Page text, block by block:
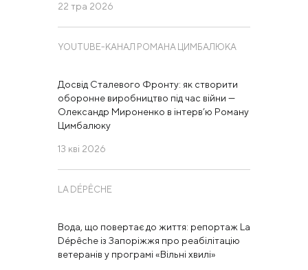
22 тра 2026
YOUTUBE-КАНАЛ РОМАНА ЦИМБАЛЮКА
Досвід Сталевого Фронту: як створити
оборонне виробництво під час війни —
Олександр Мироненко в інтерв’ю Роману
Цимбалюку
13 кві 2026
LA DÉPÊCHE
Вода, що повертає до життя: репортаж La
Dépêche із Запоріжжя про реабілітацію
ветеранів у програмі «Вільні хвилі»